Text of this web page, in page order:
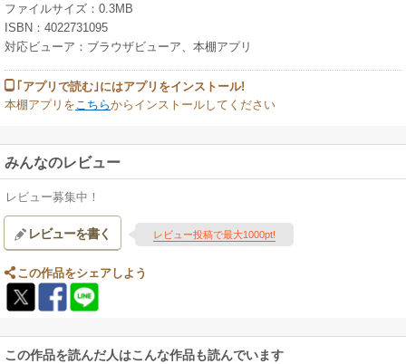
ファイルサイズ：0.3MB
ISBN：4022731095
対応ビューア：ブラウザビューア、本棚アプリ
｢アプリで読む｣にはアプリをインストール!
本棚アプリを こちらからインストールしてください
みんなのレビュー
レビュー募集中！
レビューを書く レビュー投稿で最大1000pt!
この作品をシェアしよう
この作品を読んだ人はこんな作品も読んでいます